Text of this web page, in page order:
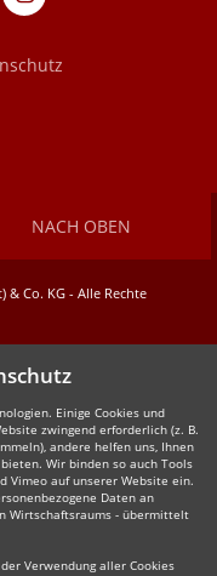
NACH OBEN
Co. KG - Alle Rechte
Einige Cookies und
zwingend erforderlich (z. B.
andere helfen uns, Ihnen
Wir binden so auch Tools
Vimeo auf unserer Website ein.
Daten an
Wirtschaftsraums - übermittelt
Verwendung aller Cookies